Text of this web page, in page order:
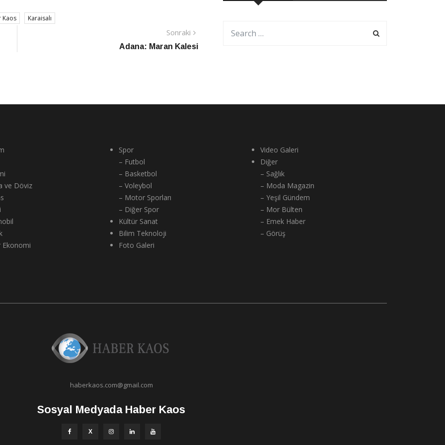
Kaos Karaisalı
Sonraki
Haber
Adana: Maran Kalesi
ve Döviz
Ekonomi
Spor
– Futbol
– Basketbol
– Voleybol
– Motor Sporları
– Diğer Spor
Kültür Sanat
Bilim Teknoloji
Foto Galeri
Video Galeri
Diğer
– Sağlık
– Moda Magazin
– Yeşil Gündem
– Mor Bülten
– Emek Haber
– Görüş
haberkaos.com@gmail.com
Sosyal Medyada Haber Kaos